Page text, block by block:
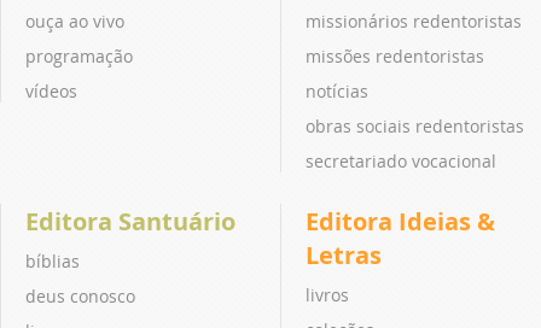
ouça ao vivo
programação
vídeos
missionários redentoristas
missões redentoristas
notícias
obras sociais redentoristas
secretariado vocacional
Editora Santuário
bíblias
deus conosco
Editora Ideias &
Letras
livros